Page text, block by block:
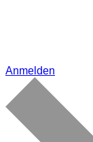
Anmelden